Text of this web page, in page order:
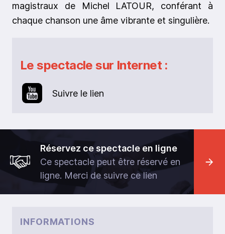
magistraux de Michel LATOUR, conférant à
chaque chanson une âme vibrante et singulière.
Le spectacle sur Internet :
Suivre le lien
Réservez ce spectacle en ligne
Ce spectacle peut être réservé en
ligne. Merci de suivre ce lien
INFORMATIONS